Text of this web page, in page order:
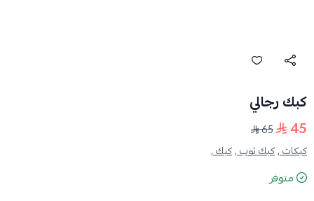
كبك رجالي
45
65
كبكات ,كبك ثوب ,كبك ,
متوفر